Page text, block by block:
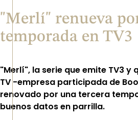
"Merlí" renueva
temporada en TV3
"Merlí", la serie que emite TV3 y
TV -empresa participada de
renovado por una tercera
buenos datos en parrilla.